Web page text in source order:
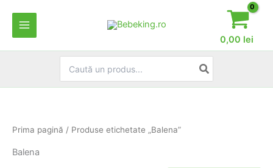
content
0,00 lei
for:
Prima pagină / Produse etichetate „Balena”
Balena